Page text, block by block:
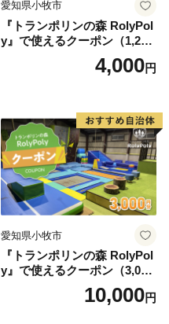
愛知県小牧市
『トランポリンの森 RolyPol
y』で使えるクーポン（1,200
4,000円
愛知県小牧市
『トランポリンの森 RolyPol
y』で使えるクーポン（3,000
10,000円